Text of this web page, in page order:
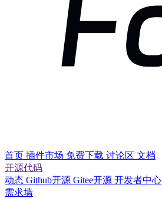
首页 插件市场 免费下载 讨论区 文档
开源代码
动态 Github开源 Gitee开源 开发者中心
需求墙